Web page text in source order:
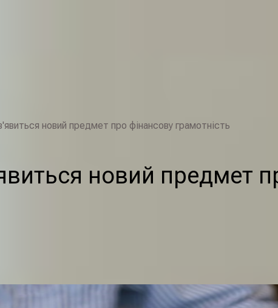
новий предмет про фінансову грамотність
новий предмет